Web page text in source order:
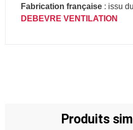
Fabrication française : issu
DEBEVRE VENTILATION
Produits